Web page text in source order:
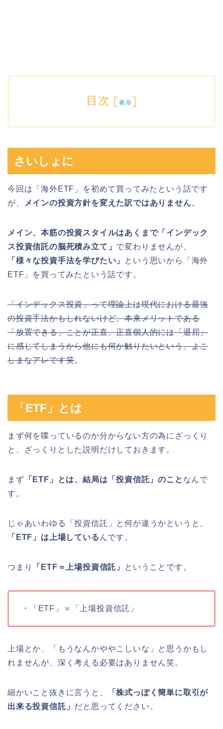
目次 [表示]
さいしょに
今回は「海外ETF」を初めて買ってみたという話です
が、
メインの投資方針を変えた訳ではありません。
メイン、本筋の投資スタイルはあくまで「インデック
ス投資信託の脳死積み立て」 で変わりませんが、
「様々な投資手法を学びたい」
という思いから「海外
ETF」を買ってみたという話です。
「インデックス投資」って理論上は現代における最強
の投資手法かもしれないけど、本来メリットである
「放置できる」ことが正直、正直個人的には「退屈」
に感じてしまうから他にも何か触りたいという、よこ
しまなアレです笑。
「ETF」とは
まず何を喋っているのか分からない方の為にざっくり
と、ざっくりとした説明だけしておきます。
まず 「ETF」とは、結局は「投資信託」のこと なんで
す。
じゃあいわゆる「投資信託」と何が違うかというと、
「ETF」は上場している んです。
つまり 「ETF＝上場投資信託」 ということです。
・「ETF」＝「上場投資信託」
上場とか、「もうなんかややこしいな」と思うかもし
れませんが、深く考える必要はありません笑。
細かいこと抜きに言うと、
「株式っぽく簡単に取引が
出来る投資信託」 だと思ってください。